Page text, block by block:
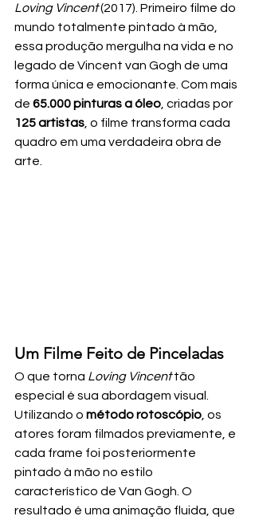
Loving Vincent (2017). Primeiro filme do
mundo totalmente pintado à mão,
essa produção mergulha na vida e no
legado de Vincent van Gogh de uma
forma única e emocionante. Com mais
de 65.000 pinturas a óleo , criadas por
125 artistas , o filme transforma cada
quadro em uma verdadeira obra de
arte.
Um Filme Feito de Pinceladas
O que torna Loving Vincent tão
especial é sua abordagem visual.
Utilizando o método rotoscópio , os
atores foram filmados previamente, e
cada frame foi posteriormente
pintado à mão no estilo
característico de Van Gogh. O
resultado é uma animação fluida, que